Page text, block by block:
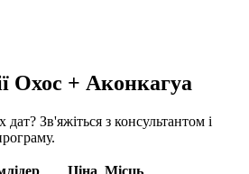
Охос + Аконкагуа
Зв'яжіться з консультантом і
Ціна Місць